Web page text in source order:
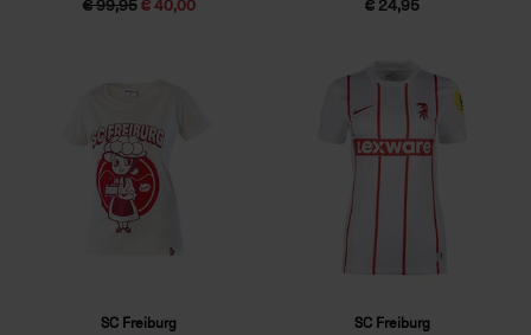
SC Freiburg
SC Freiburg